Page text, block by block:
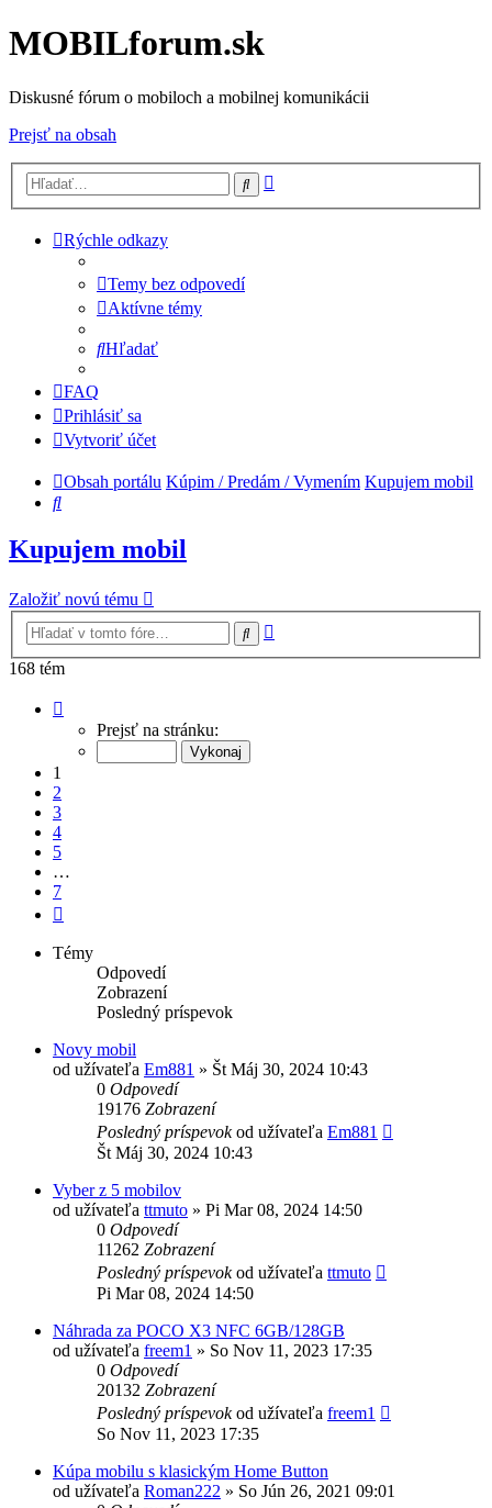
MOBILforum.sk
Diskusné fórum o mobiloch a mobilnej komunikácii
Prejsť na obsah
Hľadať
Rýchle odkazy
Temy bez odpovedí
Aktívne témy
Hľadať
FAQ
Prihlásiť sa
Vytvoriť účet
Obsah portálu Kúpim / Predám / Vymením Kupujem mobil
Hľadať
Kupujem mobil
Založiť novú tému
Hľadať
168 tém
Prejsť na stránku:
1
2
3
4
5
…
7
Témy
Odpovedí
Zobrazení
Posledný príspevok
Novy mobil
od užívateľa Em881 » Št Máj 30, 2024 10:43
0 Odpovedí
19176 Zobrazení
Posledný príspevokod užívateľa Em881
Št Máj 30, 2024 10:43
Vyber z 5 mobilov
od užívateľa ttmuto » Pi Mar 08, 2024 14:50
0 Odpovedí
11262 Zobrazení
Posledný príspevokod užívateľa ttmuto
Pi Mar 08, 2024 14:50
Náhrada za POCO X3 NFC 6GB/128GB
od užívateľa freem1 » So Nov 11, 2023 17:35
0 Odpovedí
20132 Zobrazení
Posledný príspevokod užívateľa freem1
So Nov 11, 2023 17:35
Kúpa mobilu s klasickým Home Button
od užívateľa Roman222 » So Jún 26, 2021 09:01